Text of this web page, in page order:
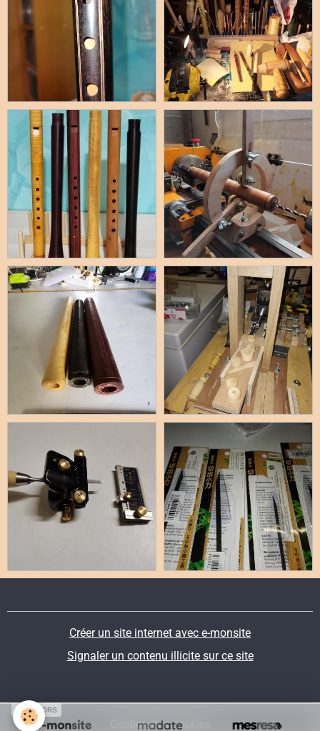
Créer un site internet avec e-monsite
Signaler un contenu illicite sur ce site
Gestion des cookies
SPONSORS